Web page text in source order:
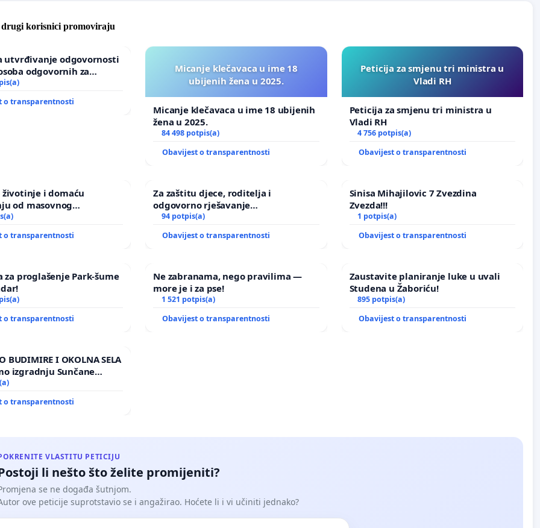
drugi korisnici promoviraju
utvrđivanje odgovornosti
odgovornih za
Zoološkom vrtu Grada
o transparentnosti
Micanje klečavaca u ime 18
ubijenih žena u 2025.
Micanje klečavaca u ime 18 ubijenih
žena u 2025.
84 498 potpis(a)
Obavijest o transparentnosti
Peticija za smjenu tri ministra u
Vladi RH
Peticija za smjenu tri ministra u
Vladi RH
4 756 potpis(a)
Obavijest o transparentnosti
i domaću
od masovnog
zbog afričke svinjske
o transparentnosti
Za zaštitu djece, roditelja i
odgovorno rješavanje
maloljetničkog nasilja
94 potpis(a)
Obavijest o transparentnosti
Sinisa Mihajilovic 7 Zvezdina
Zvezda!!!
1 potpis(a)
Obavijest o transparentnosti
proglašenje Park-šume
o transparentnosti
Ne zabranama, nego pravilima —
more je i za pse!
1 521 potpis(a)
Obavijest o transparentnosti
Zaustavite planiranje luke u uvali
Studena u Žaboriću!
895 potpis(a)
Obavijest o transparentnosti
BUDIMIRE I OKOLNA SELA
izgradnju Sunčane
Vedrine na području
o transparentnosti
VLASTITU PETICIJU
li nešto što želite promijeniti?
se ne događa šutnjom.
ove peticije suprotstavio se i angažirao. Hoćete li i vi učiniti jednako?